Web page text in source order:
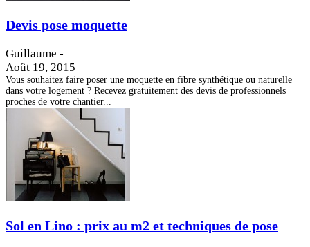
Devis pose moquette
Guillaume -
Août 19, 2015
Vous souhaitez faire poser une moquette en fibre synthétique ou naturelle
dans votre logement ? Recevez gratuitement des devis de professionnels
proches de votre chantier...
Sol en Lino : prix au m2 et techniques de pose